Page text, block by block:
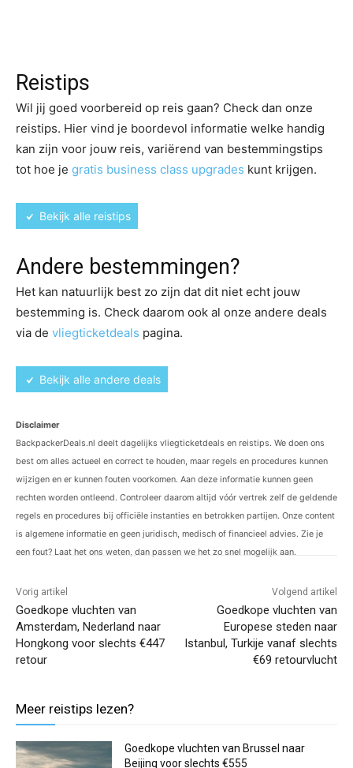
Reistips
Wil jij goed voorbereid op reis gaan? Check dan onze
reistips. Hier vind je boordevol informatie welke handig
kan zijn voor jouw reis, variërend van bestemmingstips
tot hoe je gratis business class upgrades kunt krijgen.
Bekijk alle reistips
Andere bestemmingen?
Het kan natuurlijk best zo zijn dat dit niet echt jouw
bestemming is. Check daarom ook al onze andere deals
via de vliegticketdeals pagina.
Bekijk alle andere deals
Disclaimer
BackpackerDeals.nl deelt dagelijks vliegticketdeals en reistips. We doen ons
best om alles actueel en correct te houden, maar regels en procedures kunnen
wijzigen en er kunnen fouten voorkomen. Aan deze informatie kunnen geen
rechten worden ontleend. Controleer daarom altijd vóór vertrek zelf de geldende
regels en procedures bij officiële instanties en betrokken partijen. Onze content
is algemene informatie en geen juridisch, medisch of financieel advies. Zie je
een fout? Laat het ons weten, dan passen we het zo snel mogelijk aan.
Vorig artikel
Goedkope vluchten van
Amsterdam, Nederland naar
Hongkong voor slechts €447
retour
Volgend artikel
Goedkope vluchten van
Europese steden naar
Istanbul, Turkije vanaf slechts
€69 retourvlucht
Meer reistips lezen?
Goedkope vluchten van Brussel naar
Beijing voor slechts €555